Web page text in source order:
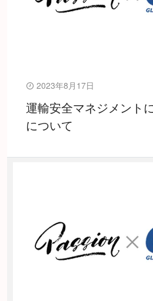
2023年8月17日
運輸安全マネジメント
について